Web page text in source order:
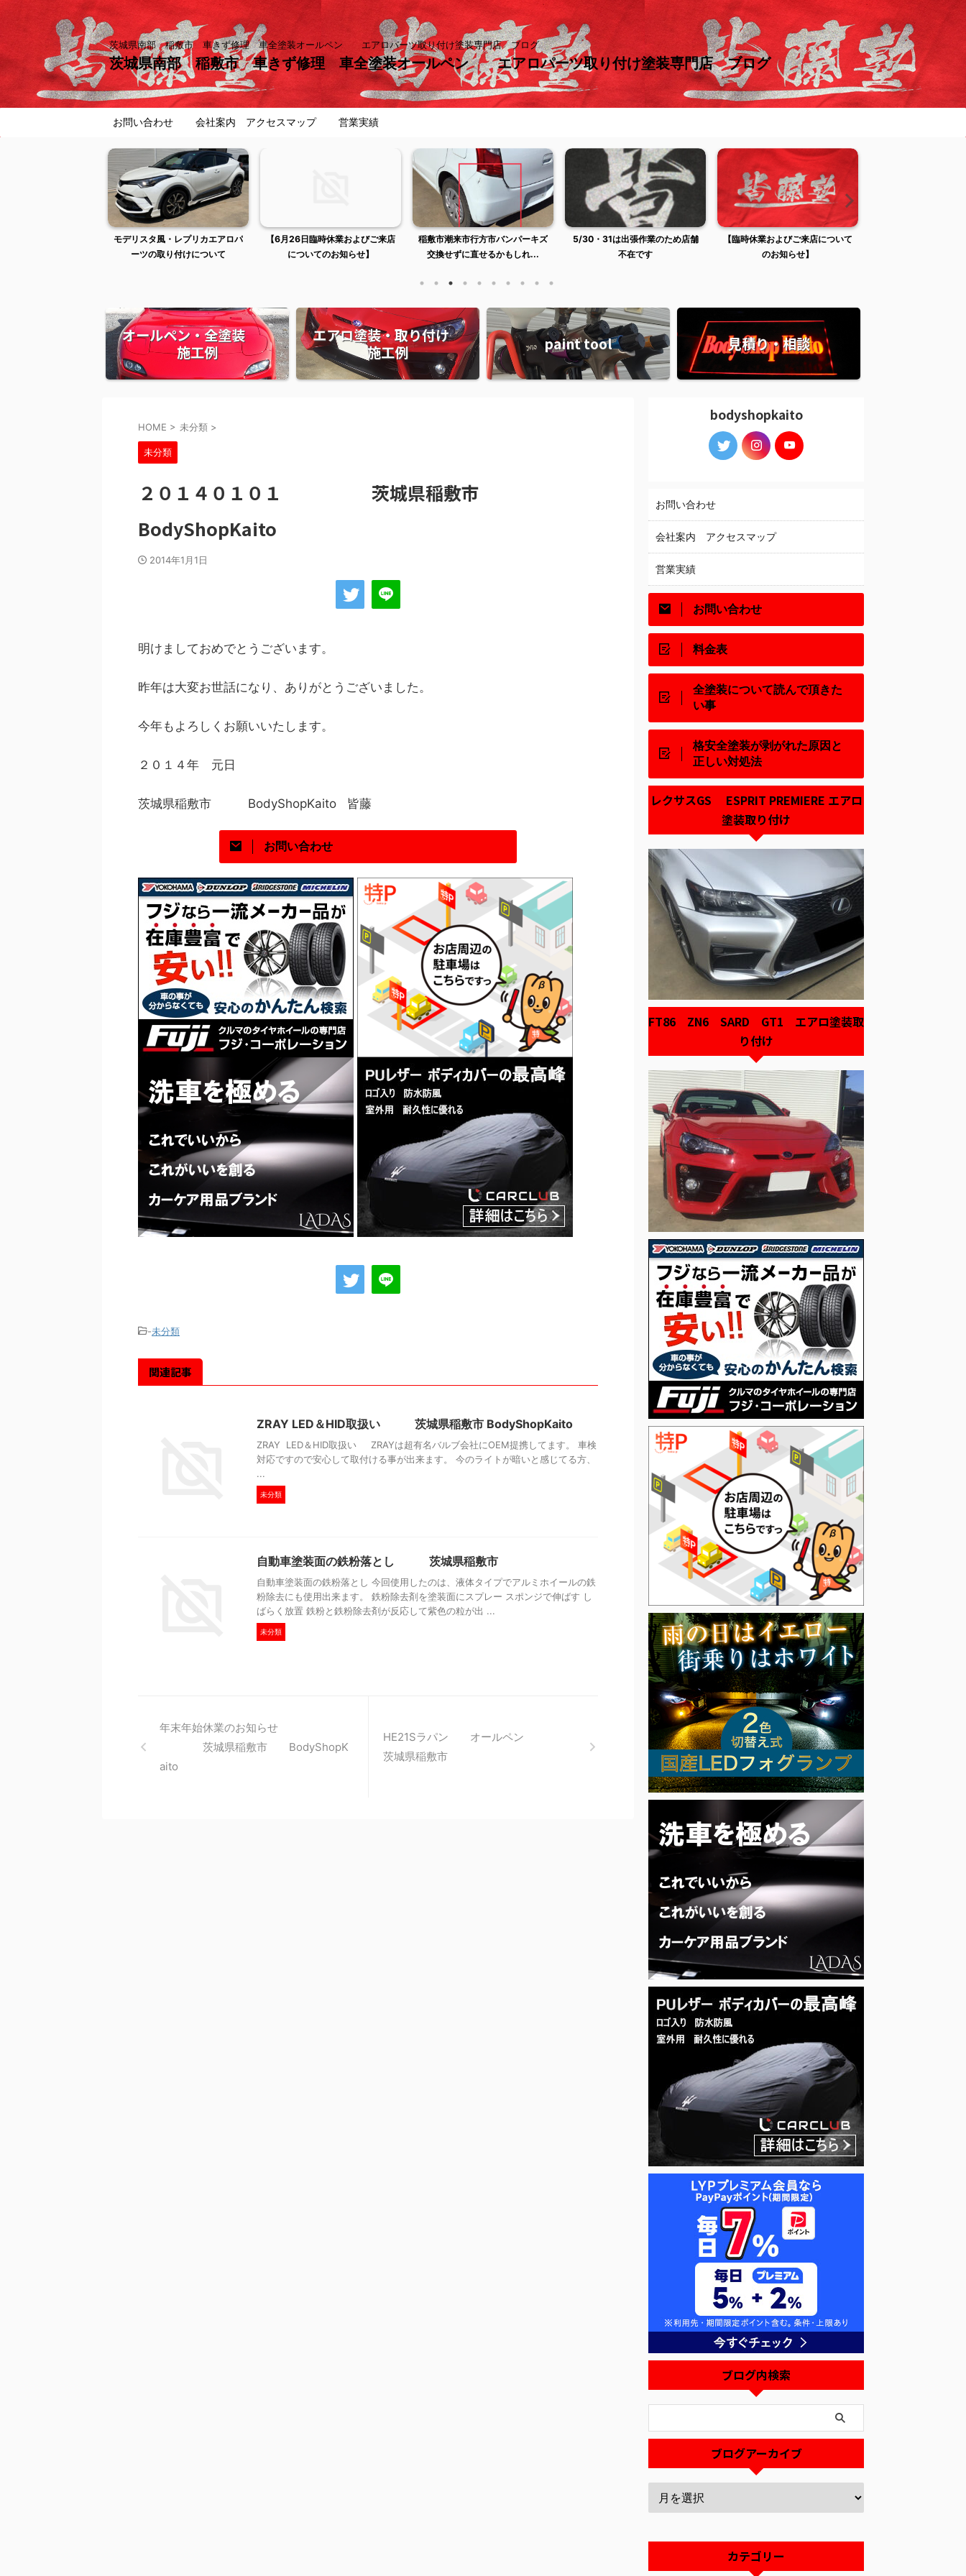
茨城県南部 稲敷市 車きず修理 車全塗装オールペン エアロパーツ取り付け塗装専門店 ブログ
茨城県南部 稲敷市 車きず修理 車全塗装オールペン エアロパーツ取り付け塗装専門店 ブログ
お問い合わせ 会社案内 アクセスマップ 営業実績
モデリスタ風・レプリカエアロパ
ーツの取り付けについて
【6月26日臨時休業およびご来店
についてのお知らせ】
稲敷市潮来市行方市バンパーキズ
交換せずに直せるかもしれ...
5/30・31は出張作業のため店舗
不在です
【臨時休業およびご来店について
のお知らせ】
オールペン・全塗装
施工例
エアロ塗装・取り付け
施工例
paint tool 見積り・相談
HOME > 未分類 >
未分類
２０１４０１０１ 茨城県稲敷市
BodyShopKaito
2014年1月1日
明けましておめでとうございます。
昨年は大変お世話になり、ありがとうございました。
今年もよろしくお願いいたします。
２０１４年 元日
茨城県稲敷市 BodyShopKaito 皆藤
お問い合わせ
-未分類
関連記事
ZRAY LED＆HID取扱い 茨城県稲敷市 BodyShopKaito
ZRAY LED＆HID取扱い ZRAYは超有名バルブ会社にOEM提携してます。 車検
対応ですので安心して取付ける事が出来ます。 今のライトが暗いと感じてる方、
...
未分類
自動車塗装面の鉄粉落とし 茨城県稲敷市
自動車塗装面の鉄粉落とし 今回使用したのは、液体タイプでアルミホイールの鉄
粉除去にも使用出来ます。 鉄粉除去剤を塗装面にスプレー スポンジで伸ばす し
ばらく放置 鉄粉と鉄粉除去剤が反応して紫色の粒が出 ...
未分類
年末年始休業のお知らせ
茨城県稲敷市 BodyShopK
aito
HE21Sラパン オールペン
茨城県稲敷市
bodyshopkaito
お問い合わせ
会社案内 アクセスマップ
営業実績
お問い合わせ
料金表
全塗装について読んで頂きた
い事
格安全塗装が剥がれた原因と
正しい対処法
レクサスGS ESPRIT PREMIERE エアロ
塗装取り付け
FT86 ZN6 SARD GT1 エアロ塗装取
り付け
ブログ内検索
ブログアーカイブ
カテゴリー